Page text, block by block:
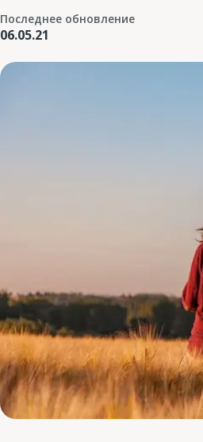
Последнее обновление
06.05.21